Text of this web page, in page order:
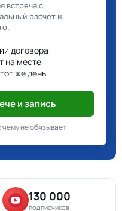
встреча с
расчёт и
договора
на месте
же день
и запись
чему не обязывает
130 000
подписчиков